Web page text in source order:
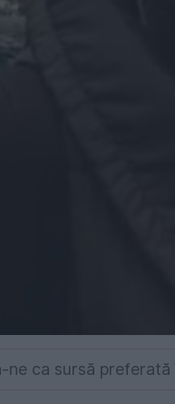
ne ca sursă preferată